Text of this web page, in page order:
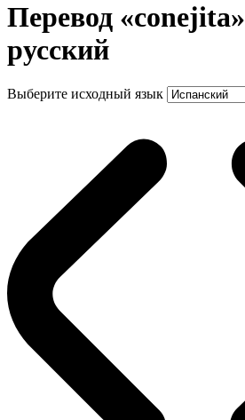
Перевод
русский
Выберите исходный язык